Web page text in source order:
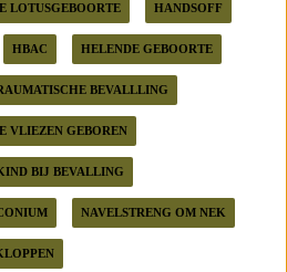
LOTUSGEBOORTE HANDSOFF
HBAC HELENDE GEBOORTE
BEVALLLING
VLIEZEN GEBOREN
BIJ BEVALLING
NAVELSTRENG OM NEK